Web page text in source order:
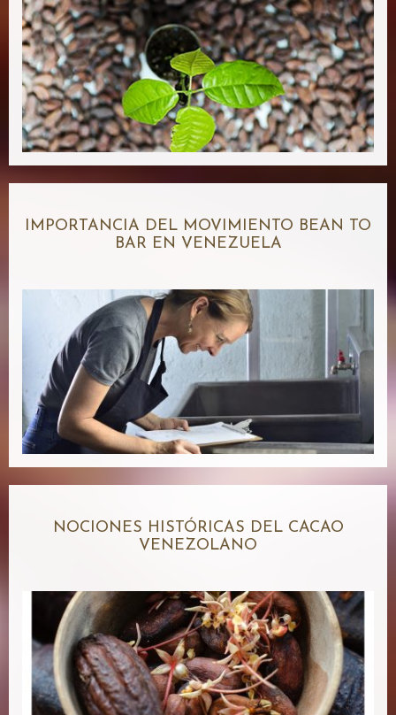
IMPORTANCIA DEL MOVIMIENTO BEAN TO
BAR EN VENEZUELA
NOCIONES HISTÓRICAS DEL CACAO
VENEZOLANO